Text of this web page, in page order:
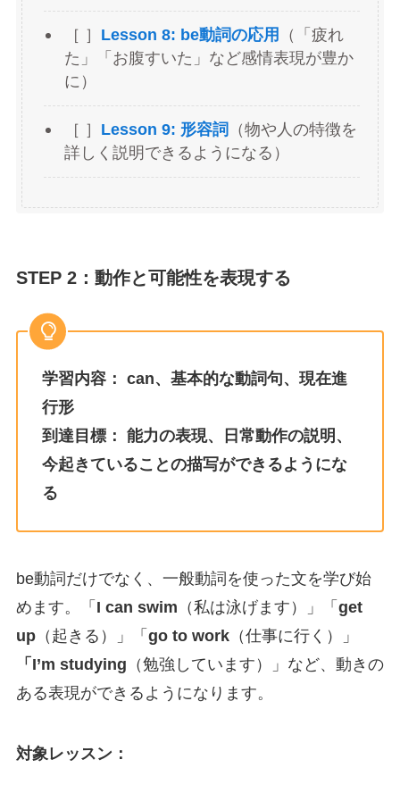
［ ］ Lesson 8: be動詞の応用
（「疲れ
た」「お腹すいた」など感情表現が豊か
に）
［ ］ Lesson 9: 形容詞
（物や人の特徴を
詳しく説明できるようになる）
STEP 2：動作と可能性を表現する
学習内容： can、基本的な動詞句、現在進
行形
到達目標： 能力の表現、日常動作の説明、
今起きていることの描写ができるようにな
る
be動詞だけでなく、一般動詞を使った文を学び始
めます。「 I can swim （私は泳げます）」「 get
up（起きる）」「 go to work（仕事に行く）」
「I’m studying （勉強しています）」など、動きの
ある表現ができるようになります。
対象レッスン：